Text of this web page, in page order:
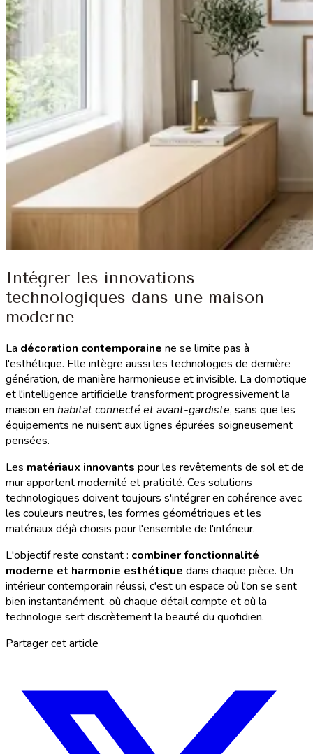
Intégrer les innovations
technologiques dans une maison
moderne
La décoration contemporaine ne se limite pas à
l'esthétique. Elle intègre aussi les technologies de dernière
génération, de manière harmonieuse et invisible. La domotique
et l'intelligence artificielle transforment progressivement la
maison en habitat connecté et avant-gardiste, sans que les
équipements ne nuisent aux lignes épurées soigneusement
pensées.
Les matériaux innovants pour les revêtements de sol et de
mur apportent modernité et praticité. Ces solutions
technologiques doivent toujours s'intégrer en cohérence avec
les couleurs neutres, les formes géométriques et les
matériaux déjà choisis pour l'ensemble de l'intérieur.
L'objectif reste constant : combiner fonctionnalité
moderne et harmonie esthétique dans chaque pièce. Un
intérieur contemporain réussi, c'est un espace où l'on se sent
bien instantanément, où chaque détail compte et où la
technologie sert discrètement la beauté du quotidien.
Partager cet article